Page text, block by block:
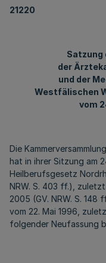
21220
Satzung
der
und der
Westfälischen
vom
Die
hat in ihrer Sitzung am
Heilberufsgesetz
NRW. S. 403 ff.),
2005 (GV. NRW. S. 148
vom 22. Mai 1996,
folgender Neufassung